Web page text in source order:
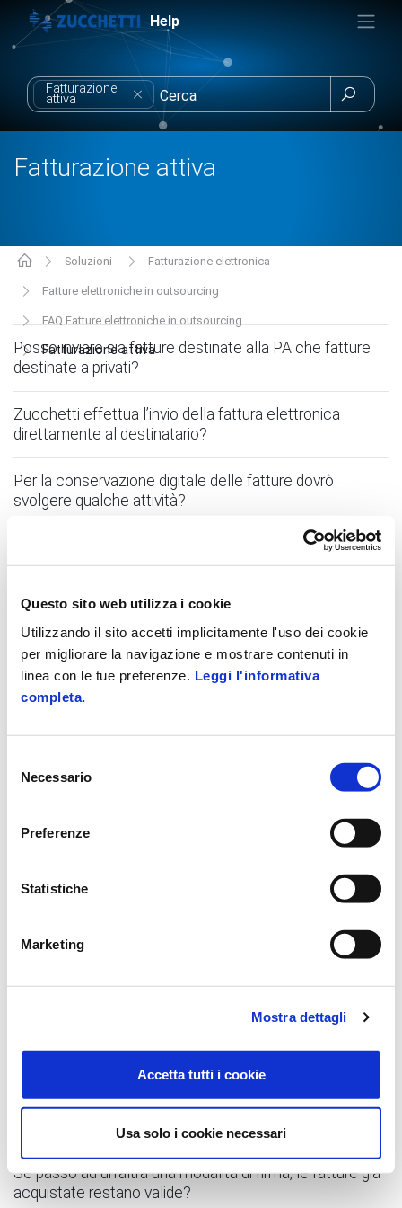
Questo sito web utilizza i cookie
Utilizzando il sito accetti implicitamente l'uso dei cookie
per migliorare la navigazione e mostrare contenuti in
linea con le tue preferenze. Leggi l'informativa
completa.
delNecessario
Preferenze
Statistiche
Marketing
Mostra dettagli
Accetta tutti i cookie
Usa solo i cookie necessari
Help
Fatturazione
attiva 
Fatturazione attiva
Soluzioni Fatturazione elettronica
Fatture elettroniche in outsourcing
FAQ Fatture elettroniche in outsourcing
Fatturazione attiva
Posso inviare sia fatture destinate alla PA che fatture
destinate a privati?
Zucchetti effettua l’invio della fattura elettronica
direttamente al destinatario?
Per la conservazione digitale delle fatture dovrò
svolgere qualche attività?
Cosa prevede la modalità Data Entry Zucchetti?
Cosa prevede la modalità Data Entry Cliente?
Quando è possibile utilizzare la modalità Importazione
XML?
Se scelgo una data modalità posso cambiare e
Ho effettuato una ricarica, ma ancora non ho fatture
E’ possibile convertire un pacchetto da una modalità ad
Per emettere le fatture è necessario di un dispositivo
Posso chiedere che alcune fatture siano firmate da
me ed altre da Zucchetti?
Se passo ad un'altra una modalità di firma, le fatture già
acquistate restano valide?